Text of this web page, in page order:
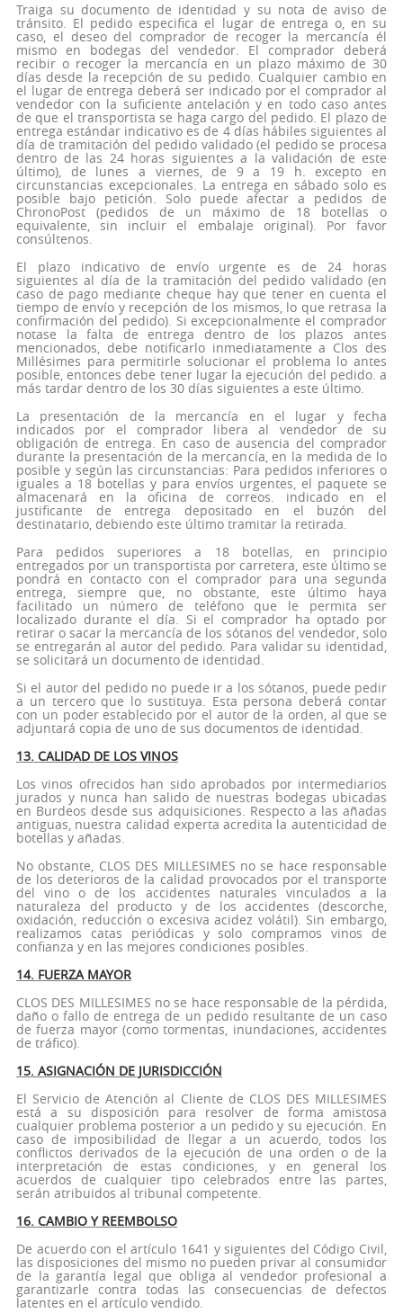
Traiga su documento de identidad y su nota de aviso de
tránsito. El pedido especifica el lugar de entrega o, en su
caso, el deseo del comprador de recoger la mercancía él
mismo en bodegas del vendedor. El comprador deberá
recibir o recoger la mercancía en un plazo máximo de 30
días desde la recepción de su pedido. Cualquier cambio en
el lugar de entrega deberá ser indicado por el comprador al
vendedor con la suficiente antelación y en todo caso antes
de que el transportista se haga cargo del pedido. El plazo de
entrega estándar indicativo es de 4 días hábiles siguientes al
día de tramitación del pedido validado (el pedido se procesa
dentro de las 24 horas siguientes a la validación de este
último), de lunes a viernes, de 9 a 19 h. excepto en
circunstancias excepcionales. La entrega en sábado solo es
posible bajo petición. Solo puede afectar a pedidos de
ChronoPost (pedidos de un máximo de 18 botellas o
equivalente, sin incluir el embalaje original). Por favor
consúltenos.
El plazo indicativo de envío urgente es de 24 horas
siguientes al día de la tramitación del pedido validado (en
caso de pago mediante cheque hay que tener en cuenta el
tiempo de envío y recepción de los mismos, lo que retrasa la
confirmación del pedido). Si excepcionalmente el comprador
notase la falta de entrega dentro de los plazos antes
mencionados, debe notificarlo inmediatamente a Clos des
Millésimes para permitirle solucionar el problema lo antes
posible, entonces debe tener lugar la ejecución del pedido. a
más tardar dentro de los 30 días siguientes a este último.
La presentación de la mercancía en el lugar y fecha
indicados por el comprador libera al vendedor de su
obligación de entrega. En caso de ausencia del comprador
durante la presentación de la mercancía, en la medida de lo
posible y según las circunstancias: Para pedidos inferiores o
iguales a 18 botellas y para envíos urgentes, el paquete se
almacenará en la oficina de correos. indicado en el
justificante de entrega depositado en el buzón del
destinatario, debiendo este último tramitar la retirada.
Para pedidos superiores a 18 botellas, en principio
entregados por un transportista por carretera, este último se
pondrá en contacto con el comprador para una segunda
entrega, siempre que, no obstante, este último haya
facilitado un número de teléfono que le permita ser
localizado durante el día. Si el comprador ha optado por
retirar o sacar la mercancía de los sótanos del vendedor, solo
se entregarán al autor del pedido. Para validar su identidad,
se solicitará un documento de identidad.
Si el autor del pedido no puede ir a los sótanos, puede pedir
a un tercero que lo sustituya. Esta persona deberá contar
con un poder establecido por el autor de la orden, al que se
adjuntará copia de uno de sus documentos de identidad.
13. CALIDAD DE LOS VINOS
Los vinos ofrecidos han sido aprobados por intermediarios
jurados y nunca han salido de nuestras bodegas ubicadas
en Burdeos desde sus adquisiciones. Respecto a las añadas
antiguas, nuestra calidad experta acredita la autenticidad de
botellas y añadas.
No obstante, CLOS DES MILLESIMES no se hace responsable
de los deterioros de la calidad provocados por el transporte
del vino o de los accidentes naturales vinculados a la
naturaleza del producto y de los accidentes (descorche,
oxidación, reducción o excesiva acidez volátil). Sin embargo,
realizamos catas periódicas y solo compramos vinos de
confianza y en las mejores condiciones posibles.
14. FUERZA MAYOR
CLOS DES MILLESIMES no se hace responsable de la pérdida,
daño o fallo de entrega de un pedido resultante de un caso
de fuerza mayor (como tormentas, inundaciones, accidentes
de tráfico).
15. ASIGNACIÓN DE JURISDICCIÓN
El Servicio de Atención al Cliente de CLOS DES MILLESIMES
está a su disposición para resolver de forma amistosa
cualquier problema posterior a un pedido y su ejecución. En
caso de imposibilidad de llegar a un acuerdo, todos los
conflictos derivados de la ejecución de una orden o de la
interpretación de estas condiciones, y en general los
acuerdos de cualquier tipo celebrados entre las partes,
serán atribuidos al tribunal competente.
16. CAMBIO Y REEMBOLSO
De acuerdo con el artículo 1641 y siguientes del Código Civil,
las disposiciones del mismo no pueden privar al consumidor
de la garantía legal que obliga al vendedor profesional a
garantizarle contra todas las consecuencias de defectos
latentes en el artículo vendido.